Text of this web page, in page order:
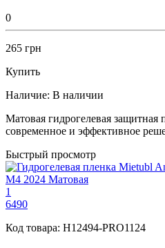
0
265 грн
Купить
Наличие: В наличии
Матовая гидрогелевая
современное и эффективное
Быстрый просмотр
1
6490
Код товара: H12494-PRO1124